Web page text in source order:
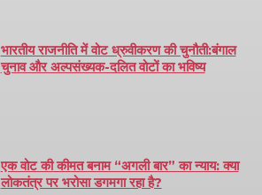
भारतीय राजनीति में वोट ध्रुवीकरण की चुनौती:बंगाल
चुनाव और अल्पसंख्यक-दलित वोटों का भविष्य
एक वोट की कीमत बनाम “अगली बार” का न्याय: क्या
लोकतंत्र पर भरोसा डगमगा रहा है?